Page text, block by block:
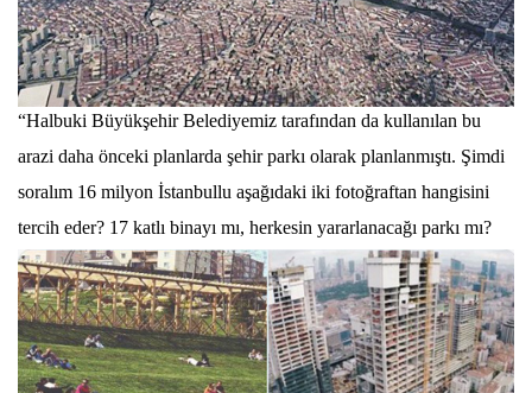
“Halbuki Büyükşehir Belediyemiz tarafından da kullanılan bu
arazi daha önceki planlarda şehir parkı olarak planlanmıştı. Şimdi
soralım 16 milyon İstanbullu aşağıdaki iki fotoğraftan hangisini
tercih eder? 17 katlı binayı mı, herkesin yararlanacağı parkı mı?